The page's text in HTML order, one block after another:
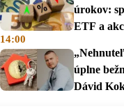
úrokov:
ETF a
14:00
úplne
Dávid